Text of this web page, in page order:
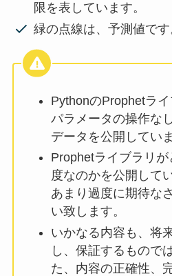
限を表しています。
緑の点線は、予測値です
PythonのProphetラ
パラメータの操作な
データを公開していま
Prophetライブラリ
度なのかを公開して
あまり過度に期待な
い致します。
いかなる内容も、将
し、保証するもので
た、内容の正確性、